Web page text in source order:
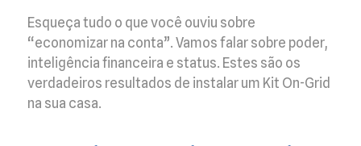
Esqueça tudo o que você ouviu sobre
“economizar na conta”. Vamos falar sobre poder,
inteligência financeira e status. Estes são os
verdadeiros resultados de instalar um Kit On-Grid
na sua casa.